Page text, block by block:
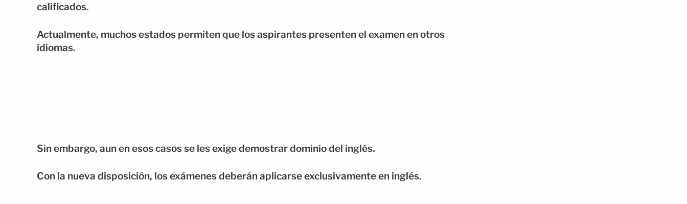
calificados.
Actualmente, muchos estados permiten que los aspirantes presenten el examen en otros
idiomas.
Sin embargo, aun en esos casos se les exige demostrar dominio del inglés.
Con la nueva disposición, los exámenes deberán aplicarse exclusivamente en inglés.